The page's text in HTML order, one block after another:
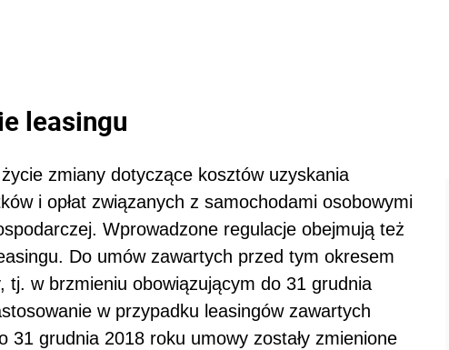
leasingu
zmiany dotyczące kosztów uzyskania
i opłat związanych z samochodami osobowymi
Wprowadzone regulacje obejmują też
Do umów zawartych przed tym okresem
tj. w brzmieniu obowiązującym do 31 grudnia
w przypadku leasingów zawartych
31 grudnia 2018 roku umowy zostały zmienione